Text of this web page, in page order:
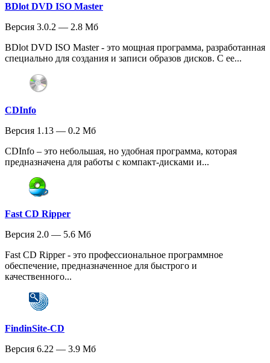
BDlot DVD ISO Master
Версия 3.0.2 — 2.8 Мб
BDlot DVD ISO Master - это мощная программа, разработанная
специально для создания и записи образов дисков. С ее...
CDInfo
Версия 1.13 — 0.2 Мб
CDInfo – это небольшая, но удобная программа, которая
предназначена для работы с компакт-дисками и...
Fast CD Ripper
Версия 2.0 — 5.6 Мб
Fast CD Ripper - это профессиональное программное
обеспечение, предназначенное для быстрого и
качественного...
FindinSite-CD
Версия 6.22 — 3.9 Мб